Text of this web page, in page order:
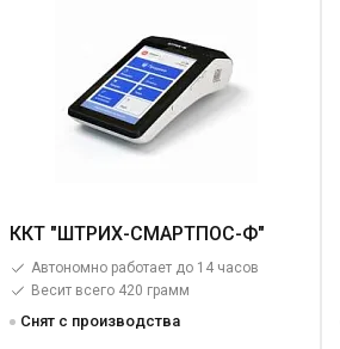
ККТ "ШТРИХ-СМАРТПОС-Ф"
Автономно работает до 14 часов
Весит всего 420 грамм
Снят с производства